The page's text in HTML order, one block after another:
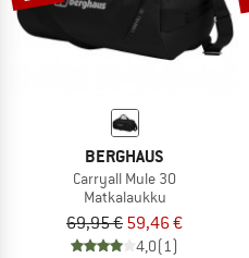
BERGHAUS
Carryall Mule 30
Matkalaukku
69,95 € 59,46 €
4,0(1)